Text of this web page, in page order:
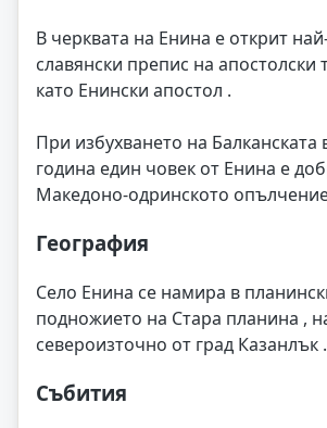
В черквата на Енина е открит
славянски препис на апостолски
като Енински апостол .
При избухването на Балканската
година един човек от Енина е
Македоно-одринското
География
Село Енина се намира в
подножието на Стара планина ,
североизточно от град Казанлък .
Събития